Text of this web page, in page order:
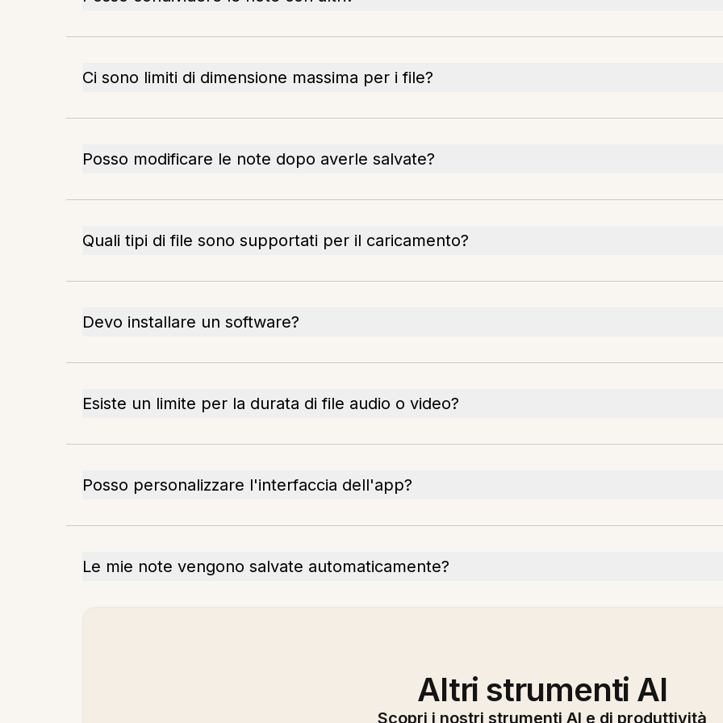
Ci sono limiti di dimensione massima per i file?
Posso modificare le note dopo averle salvate?
Quali tipi di file sono supportati per il caricamento?
Devo installare un software?
Esiste un limite per la durata di file audio o video?
Posso personalizzare l'interfaccia dell'app?
Le mie note vengono salvate automaticamente?
Altri strumenti AI
Scopri i nostri strumenti AI e di produttività